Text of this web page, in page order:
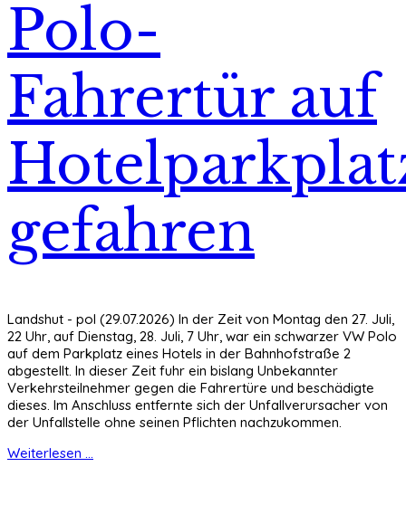
Polo-
Fahrertür auf
gefahren
Landshut - pol (29.07.2026) In der Zeit von Montag den 27. Juli,
22 Uhr, auf Dienstag, 28. Juli, 7 Uhr, war ein schwarzer VW Polo
auf dem Parkplatz eines Hotels in der Bahnhofstraße 2
abgestellt. In dieser Zeit fuhr ein bislang Unbekannter
Verkehrsteilnehmer gegen die Fahrertüre und beschädigte
dieses. Im Anschluss entfernte sich der Unfallverursacher von
der Unfallstelle ohne seinen Pflichten nachzukommen.
Weiterlesen ...